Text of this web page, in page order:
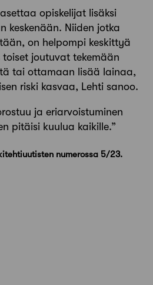
opiskelijat lisäksi
keskenään. Niiden jotka
on helpompi keskittyä
joutuvat tekemään
tai ottamaan lisää lainaa,
riski kasvaa, Lehti sanoo.
ja eriarvois­tuminen
pitäisi kuulua kaikille.”
numerossa 5/23.